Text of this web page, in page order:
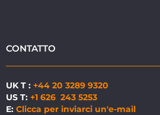
CONTATTO
UK T : +44 20 3289 9320
US T: +1 626 243 5253
E: Clicca per inviarci un'e-mail